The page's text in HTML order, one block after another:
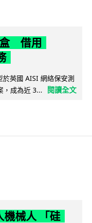
借用
英國 AISI 網絡保安測
，成為近 3...
閱讀全文
機械人 「硅